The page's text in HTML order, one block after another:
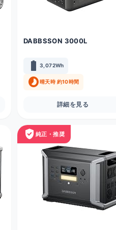
DABBSSON 3000L
battery_full 3,072Wh
timelapse晴天時 約10時間
詳細を見る
verified_user 純正・推奨